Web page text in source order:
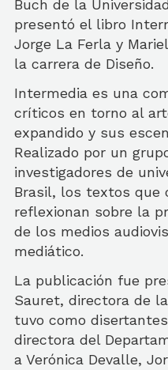
Buch de la
presentó el libro
Jorge La Ferla y
la carrera de Diseño.
Intermedia es una
críticos en torno al
expandido y sus
Realizado por un
investigadores de
Brasil, los textos que
reflexionan sobre la
de los medios
mediático.
La publicación fue
Sauret, directora de
tuvo como
directora del
a Verónica Devalle,